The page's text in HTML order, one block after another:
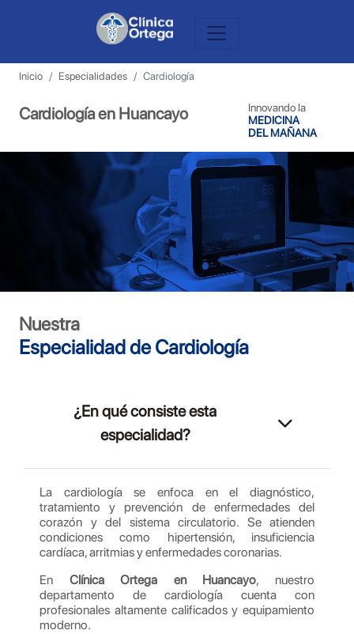
Inicio Especialidades Cardiología
Cardiología en Huancayo
Innovando la
MEDICINA
DEL MAÑANA
Nuestra
Especialidad de Cardiología
¿En qué consiste esta
especialidad?
La cardiología se enfoca en el diagnóstico,
tratamiento y prevención de enfermedades del
corazón y del sistema circulatorio. Se atienden
condiciones como hipertensión, insuficiencia
cardíaca, arritmias y enfermedades coronarias.
En Clínica Ortega en Huancayo, nuestro
departamento de cardiología cuenta con
profesionales altamente calificados y equipamiento
moderno.